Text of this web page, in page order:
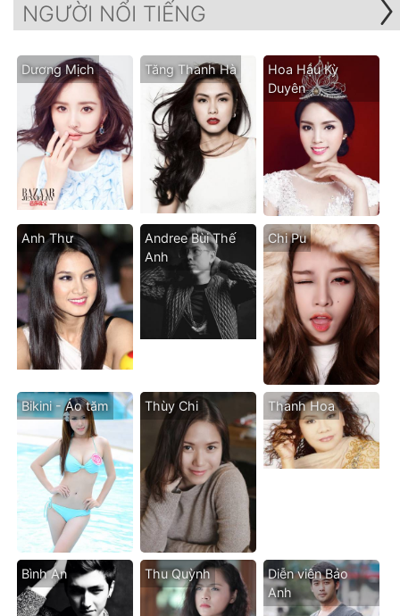
NGƯỜI NỔI TIẾNG
Dương Mịch Tăng Thanh Hà
Hoa Hậu Kỳ
Duyên
Anh Thư
Andree Bùi Thế
Anh
Chi Pu
Bikini - Áo tăm Thùy Chi Thanh Hoa
Bình An Thu Quỳnh
Diễn viên Bảo
Anh